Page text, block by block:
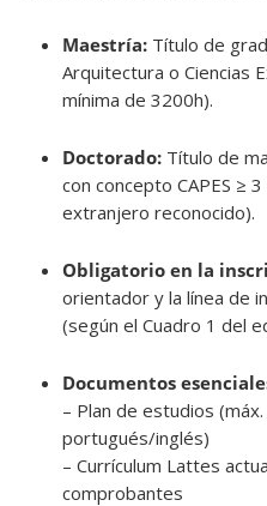
Maestría: Título de
Arquitectura o Ciencias
mínima de 3200h).
Doctorado: Título de
con concepto CAPES ≥
extranjero reconocido).
Obligatorio en la
orientador y la línea de
(según el Cuadro 1 del
Documentos
– Plan de estudios
portugués/inglés)
– Currículum Lattes
comprobantes